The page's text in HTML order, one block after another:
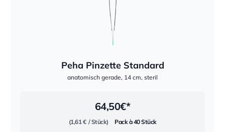
Peha Pinzette Standard
anatomisch gerade, 14 cm, steril
64,50€*
(1,61 € / Stück) Pack à 40 Stück